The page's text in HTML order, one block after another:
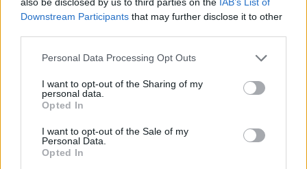
Downstream Participants that may further disclose it to other
Please note that this website/app uses one or more Google
not limited to your visit or usage behaviour. You may click to
grant or deny consent to Google and its third-party tags to
use your data for below specified purposes in below Google
consent section.
Personal Data Processing Opt Outs
I want to opt-out of the Sharing of my
personal data.
Opted In
I want to opt-out of the Sale of my
Personal Data.
Opted In